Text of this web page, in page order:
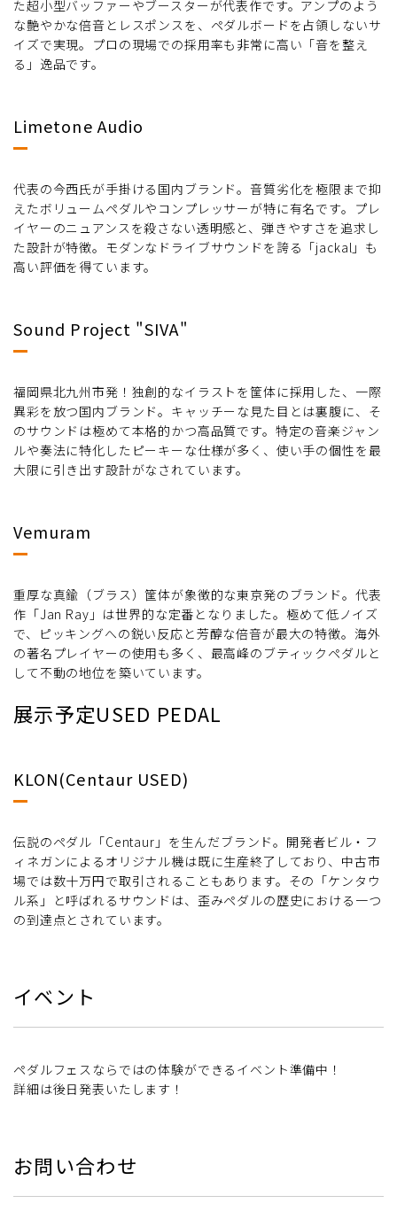
た超小型バッファーやブースターが代表作です。アンプのよう
な艶やかな倍音とレスポンスを、ペダルボードを占領しないサ
イズで実現。プロの現場での採用率も非常に高い「音を整え
る」逸品です。
Limetone Audio
代表の今西氏が手掛ける国内ブランド。音質劣化を極限まで抑
えたボリュームペダルやコンプレッサーが特に有名です。プレ
イヤーのニュアンスを殺さない透明感と、弾きやすさを追求し
た設計が特徴。モダンなドライブサウンドを誇る「jackal」も
高い評価を得ています。
Sound Project "SIVA"
福岡県北九州市発！独創的なイラストを筐体に採用した、一際
異彩を放つ国内ブランド。キャッチーな見た目とは裏腹に、そ
のサウンドは極めて本格的かつ高品質です。特定の音楽ジャン
ルや奏法に特化したピーキーな仕様が多く、使い手の個性を最
大限に引き出す設計がなされています。
Vemuram
重厚な真鍮（ブラス）筐体が象徴的な東京発のブランド。代表
作「Jan Ray」は世界的な定番となりました。極めて低ノイズ
で、ピッキングへの鋭い反応と芳醇な倍音が最大の特徴。海外
の著名プレイヤーの使用も多く、最高峰のブティックペダルと
して不動の地位を築いています。
展示予定USED PEDAL
KLON(Centaur USED)
伝説のペダル「Centaur」を生んだブランド。開発者ビル・フ
ィネガンによるオリジナル機は既に生産終了しており、中古市
場では数十万円で取引されることもあります。その「ケンタウ
ル系」と呼ばれるサウンドは、歪みペダルの歴史における一つ
の到達点とされています。
イベント
ペダルフェスならではの体験ができるイベント準備中！
詳細は後日発表いたします！
お問い合わせ